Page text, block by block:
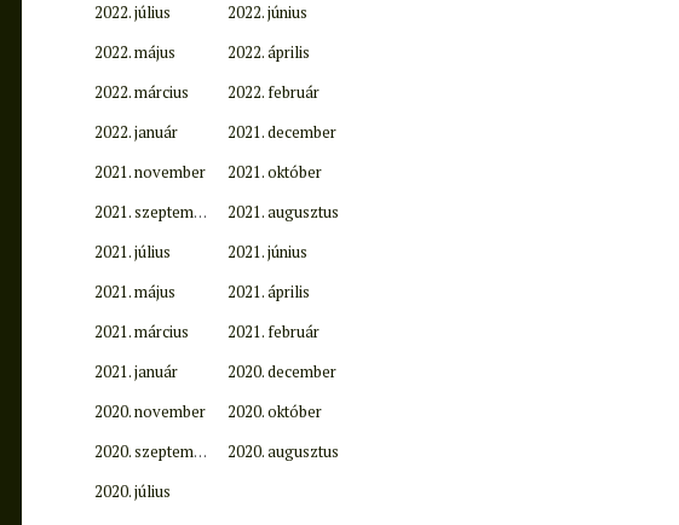
2022. július
2022. június
2022. május
2022. április
2022. március
2022. február
2022. január
2021. december
2021. november
2021. október
2021. szeptember
2021. augusztus
2021. július
2021. június
2021. május
2021. április
2021. március
2021. február
2021. január
2020. december
2020. november
2020. október
2020. szeptember
2020. augusztus
2020. július